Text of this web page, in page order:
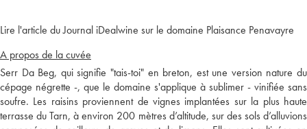
Lire l'article du Journal iDealwine sur le domaine Plaisance Penavayre
A propos de la cuvée
Serr Da Beg, qui signifie "tais-toi" en breton, est une version nature du
cépage négrette -, que le domaine s'applique à sublimer - vinifiée sans
soufre. Les raisins proviennent de vignes implantées sur la plus haute
terrasse du Tarn, à environ 200 mètres d’altitude, sur des sols d’alluvions